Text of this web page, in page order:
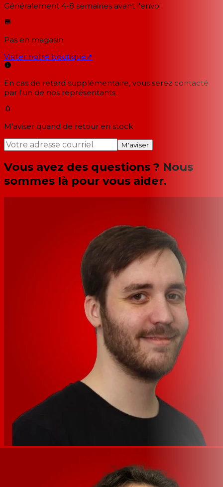
Généralement 4-8 semaines avant l'envoi
Pas en magasin
Visiter notre boutique↗
En cas de retard supplémentaire, vous serez contacté
par l'un de nos représentants.
M'aviser quand de retour en stock
M'aviser
Vous avez des questions ? Nous
sommes là pour vous aider.